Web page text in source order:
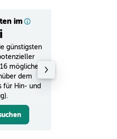
im
günstigsten
mögliche
dem
für Hin- und